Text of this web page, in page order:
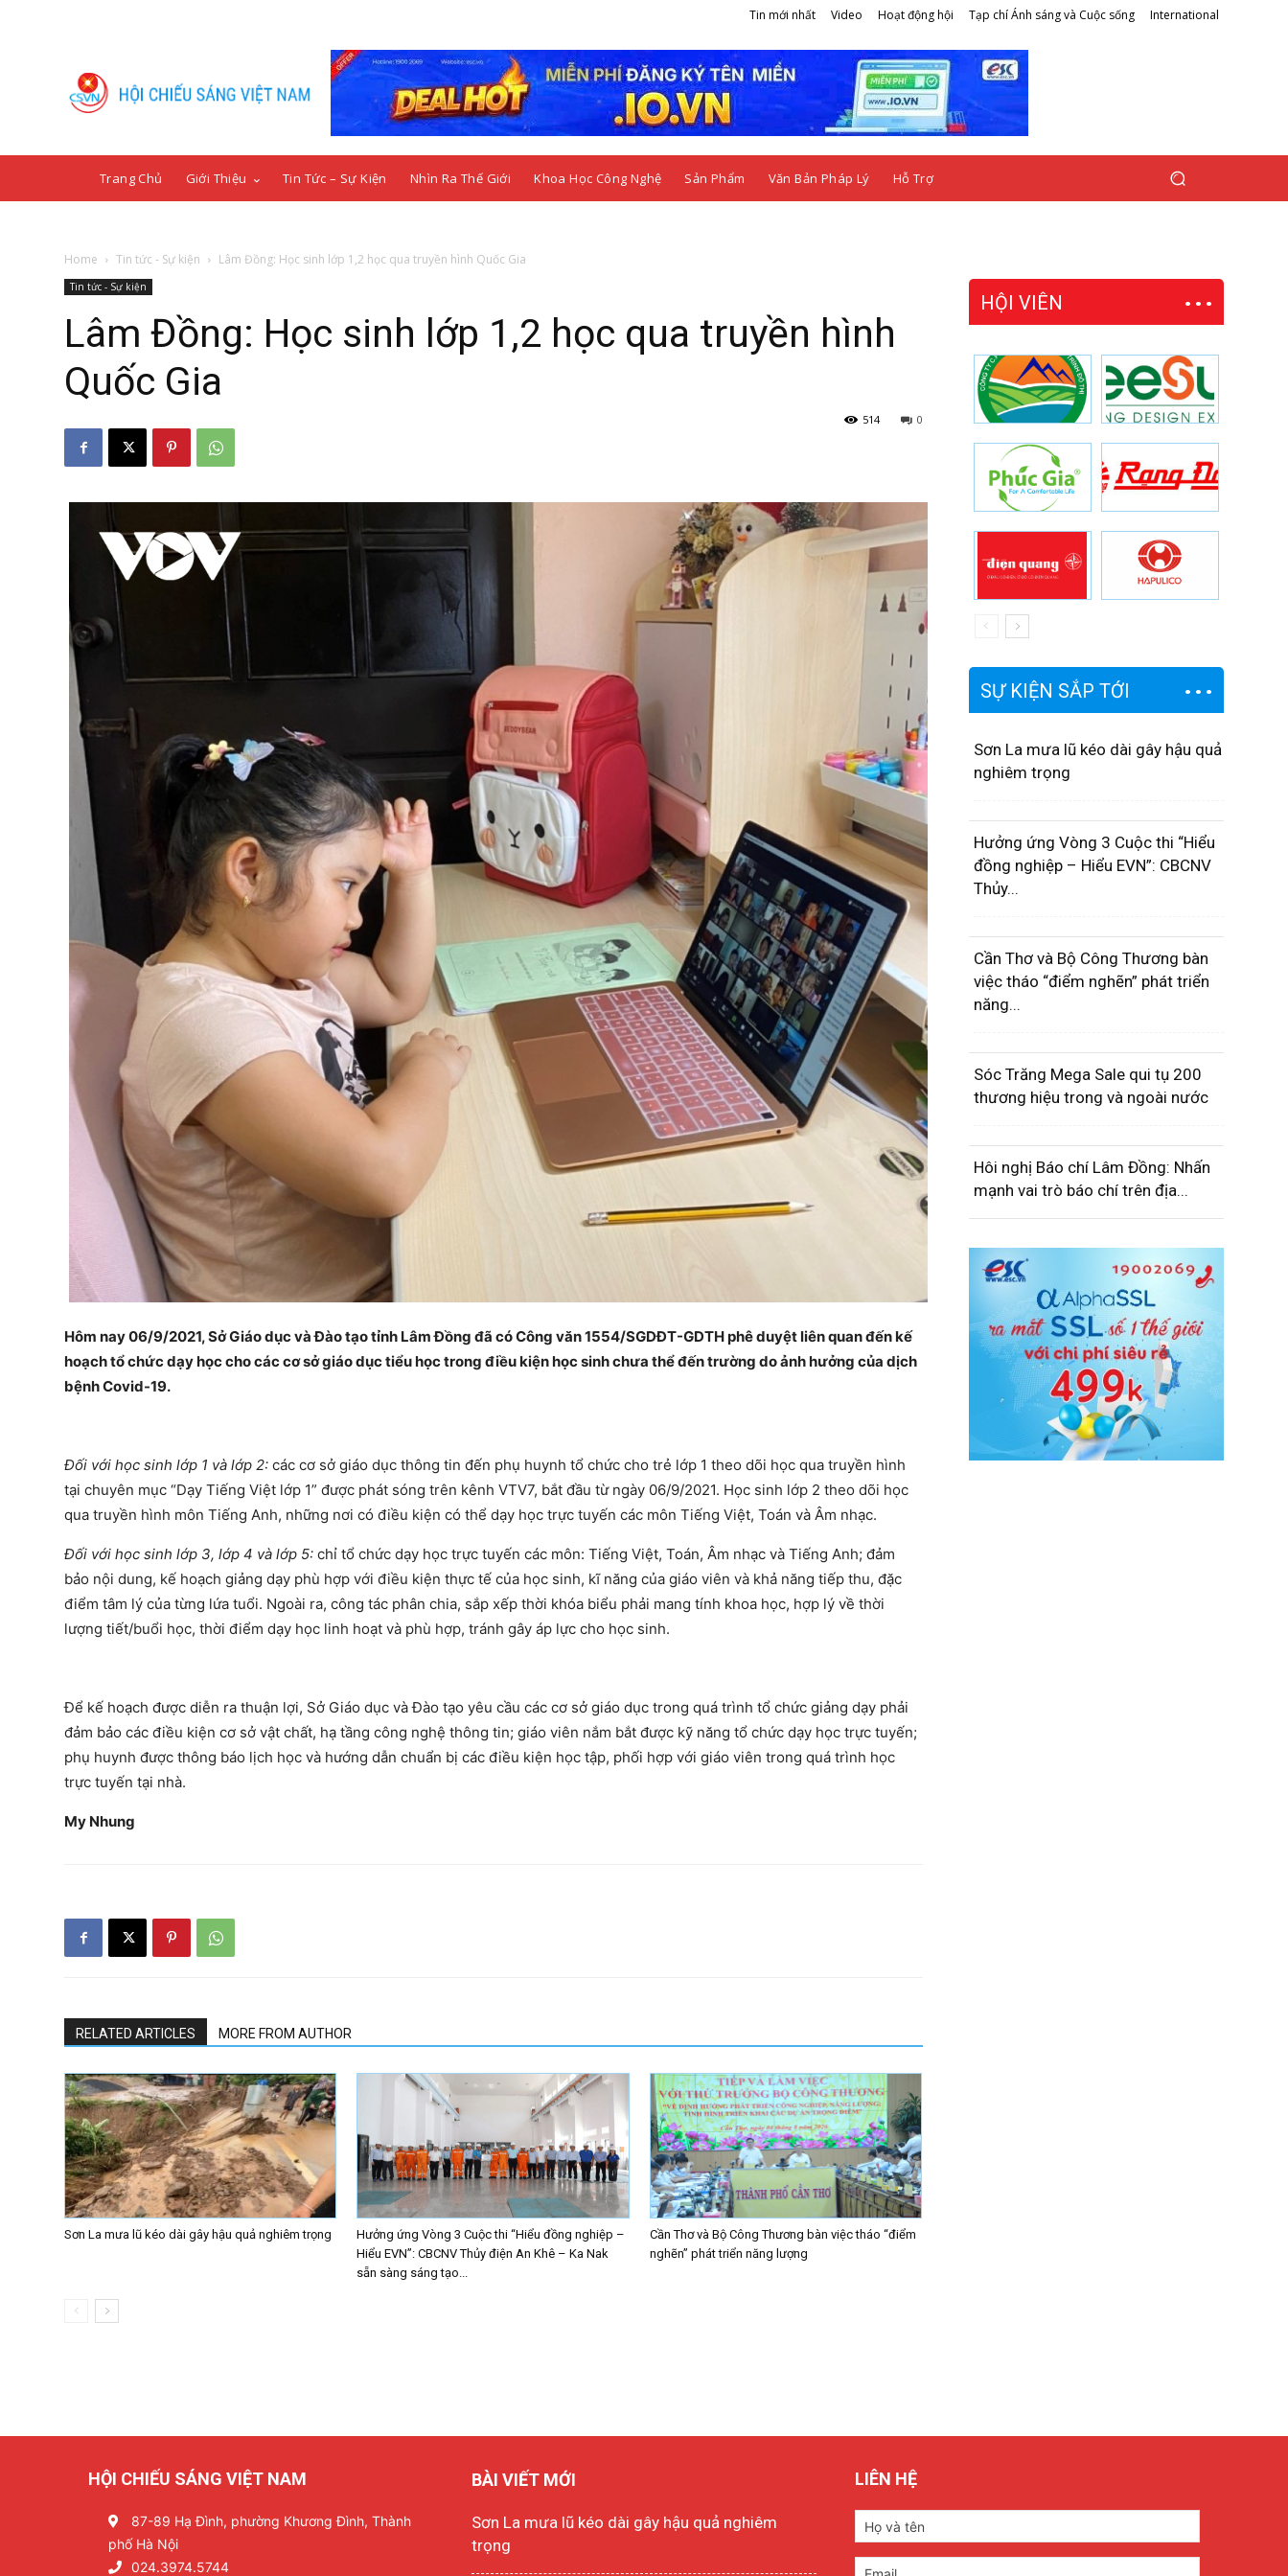
Tin mới nhất Video Hoạt động hội Tạp chí Ánh sáng và Cuộc sống International
Trang Chủ Giới Thiệu Tin Tức – Sự Kiện Nhìn Ra Thế Giới Khoa Học Công Nghệ Sản Phẩm Văn Bản Pháp Lý Hỗ Trợ
Home Tin tức - Sự kiện Lâm Đồng: Học sinh lớp 1,2 học qua truyền hình Quốc Gia
Tin tức - Sự kiện
Lâm Đồng: Học sinh lớp 1,2 học qua truyền hình
Quốc Gia
0
514
Hôm nay 06/9/2021, Sở Giáo dục và Đào tạo tỉnh Lâm Đồng đã có Công văn 1554/SGDĐT-GDTH phê duyệt liên quan đến kế
hoạch tổ chức dạy học cho các cơ sở giáo dục tiểu học trong điều kiện học sinh chưa thể đến trường do ảnh hưởng của dịch
bệnh Covid-19.
Đối với học sinh lớp 1 và lớp 2: các cơ sở giáo dục thông tin đến phụ huynh tổ chức cho trẻ lớp 1 theo dõi học qua truyền hình
tại chuyên mục “Dạy Tiếng Việt lớp 1” được phát sóng trên kênh VTV7, bắt đầu từ ngày 06/9/2021. Học sinh lớp 2 theo dõi học
qua truyền hình môn Tiếng Anh, những nơi có điều kiện có thể dạy học trực tuyến các môn Tiếng Việt, Toán và Âm nhạc.
Đối với học sinh lớp 3, lớp 4 và lớp 5: chỉ tổ chức dạy học trực tuyến các môn: Tiếng Việt, Toán, Âm nhạc và Tiếng Anh; đảm
bảo nội dung, kế hoạch giảng dạy phù hợp với điều kiện thực tế của học sinh, kĩ năng của giáo viên và khả năng tiếp thu, đặc
điểm tâm lý của từng lứa tuổi. Ngoài ra, công tác phân chia, sắp xếp thời khóa biểu phải mang tính khoa học, hợp lý về thời
lượng tiết/buổi học, thời điểm dạy học linh hoạt và phù hợp, tránh gây áp lực cho học sinh.
Để kế hoạch được diễn ra thuận lợi, Sở Giáo dục và Đào tạo yêu cầu các cơ sở giáo dục trong quá trình tổ chức giảng dạy phải
đảm bảo các điều kiện cơ sở vật chất, hạ tầng công nghệ thông tin; giáo viên nắm bắt được kỹ năng tổ chức dạy học trực tuyến;
phụ huynh được thông báo lịch học và hướng dẫn chuẩn bị các điều kiện học tập, phối hợp với giáo viên trong quá trình học
trực tuyến tại nhà.
My Nhung
RELATED ARTICLES MORE FROM AUTHOR
Sơn La mưa lũ kéo dài gây hậu quả nghiêm trọng
Hưởng ứng Vòng 3 Cuộc thi “Hiểu đồng nghiệp –
Hiểu EVN”: CBCNV Thủy điện An Khê – Ka Nak
sẵn sàng sáng tạo...
Cần Thơ và Bộ Công Thương bàn việc tháo “điểm
nghẽn” phát triển năng lượng
HỘI VIÊN
SỰ KIỆN SẮP TỚI
Sơn La mưa lũ kéo dài gây hậu quả
nghiêm trọng
Hưởng ứng Vòng 3 Cuộc thi “Hiểu
đồng nghiệp – Hiểu EVN”: CBCNV
Thủy...
Cần Thơ và Bộ Công Thương bàn
việc tháo “điểm nghẽn” phát triển
năng...
Sóc Trăng Mega Sale qui tụ 200
thương hiệu trong và ngoài nước
Hôi nghị Báo chí Lâm Đồng: Nhấn
mạnh vai trò báo chí trên địa...
HỘI CHIẾU SÁNG VIỆT NAM
87-89 Hạ Đình, phường Khương Đình, Thành
phố Hà Nội
024.3974.5744
BÀI VIẾT MỚI
Sơn La mưa lũ kéo dài gây hậu quả nghiêm
trọng
LIÊN HỆ